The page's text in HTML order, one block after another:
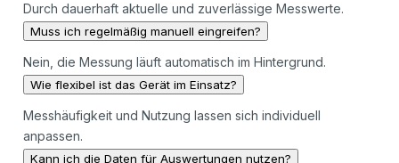
Durch dauerhaft aktuelle und zuverlässige Messwerte.
Muss ich regelmäßig manuell eingreifen?
Nein, die Messung läuft automatisch im Hintergrund.
Wie flexibel ist das Gerät im Einsatz?
Messhäufigkeit und Nutzung lassen sich individuell
anpassen.
Kann ich die Daten für Auswertungen nutzen?